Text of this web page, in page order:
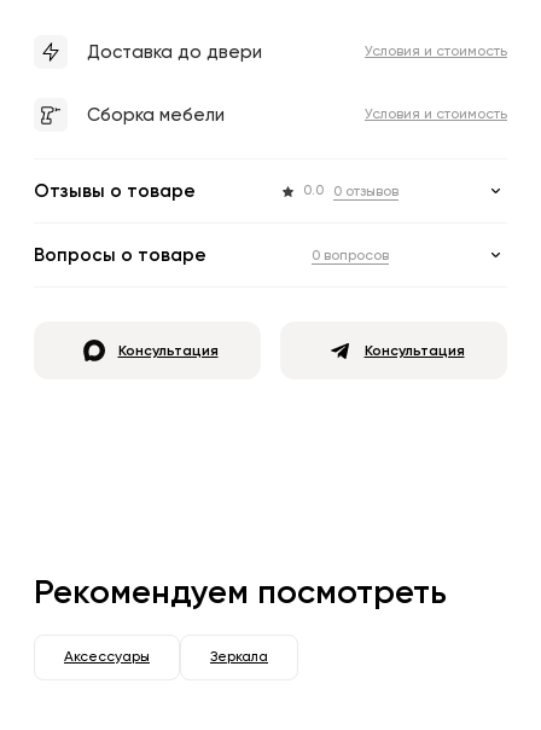
Доставка до двери Условия и стоимость
Сборка мебели Условия и стоимость
Отзывы о товаре 0.0 0 отзывов
Вопросы о товаре 0 вопросов
Консультация Консультация
Рекомендуем посмотреть
Аксессуары Зеркала